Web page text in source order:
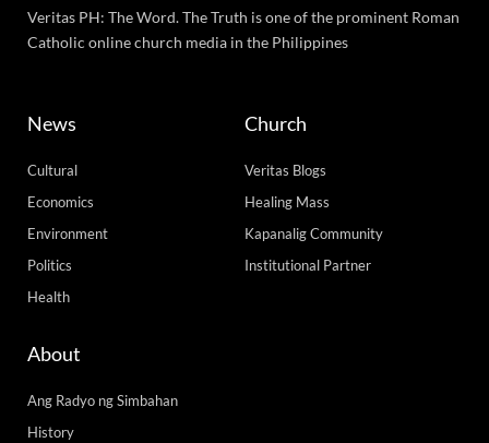
Veritas PH: The Word. The Truth is one of the prominent Roman
Catholic online church media in the Philippines
News
Cultural
Economics
Environment
Politics
Health
Church
Veritas Blogs
Healing Mass
Kapanalig Community
Institutional Partner
About
Ang Radyo ng Simbahan
History